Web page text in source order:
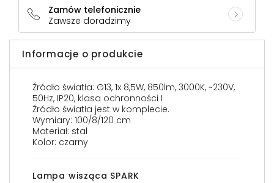
Zamów telefonicznie
Zawsze doradzimy
Informacje o produkcie
Źródło światła: G13, 1x 8,5W, 850lm, 3000K, ~230V,
50Hz, IP20, klasa ochronności I
Źródło światła jest w komplecie.
Wymiary: 100/8/120 cm
Materiał: stal
Kolor: czarny
Lampa wisząca SPARK